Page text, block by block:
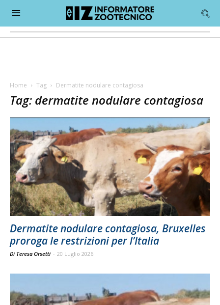
Home Tag Dermatite nodulare contagiosa
Tag: dermatite nodulare contagiosa
Dermatite nodulare contagiosa, Bruxelles
proroga le restrizioni per l’Italia
Di Teresa Orsetti - 20 Luglio 2026